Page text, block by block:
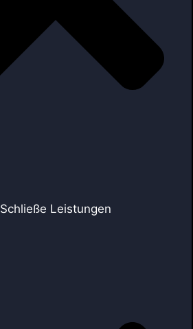
Schließe Leistungen